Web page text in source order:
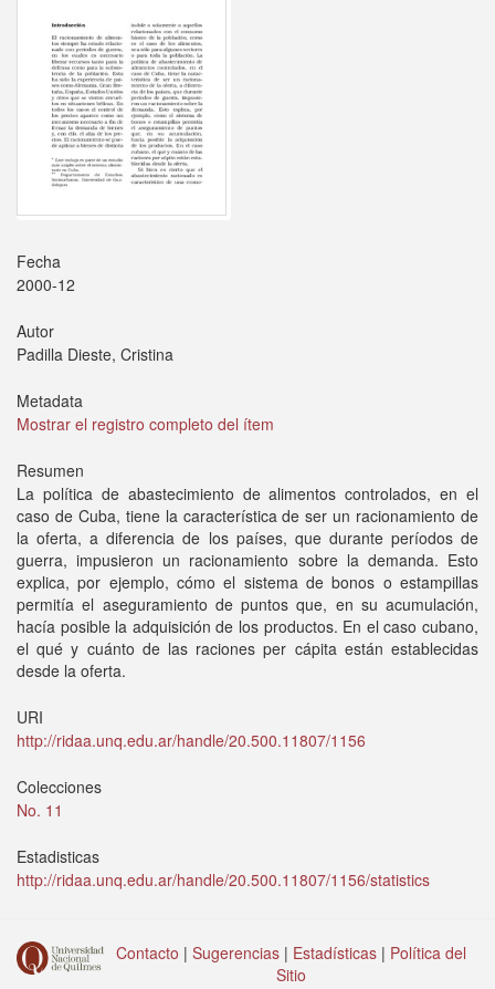
Fecha
2000-12
Autor
Padilla Dieste, Cristina
Metadata
Mostrar el registro completo del ítem
Resumen
La política de abastecimiento de alimentos controlados, en el
caso de Cuba, tiene la característica de ser un racionamiento de
la oferta, a diferencia de los países, que durante períodos de
guerra, impusieron un racionamiento sobre la demanda. Esto
explica, por ejemplo, cómo el sistema de bonos o estampillas
permitía el aseguramiento de puntos que, en su acumulación,
hacía posible la adquisición de los productos. En el caso cubano,
el qué y cuánto de las raciones per cápita están establecidas
desde la oferta.
URI
http://ridaa.unq.edu.ar/handle/20.500.11807/1156
Colecciones
No. 11
Estadisticas
http://ridaa.unq.edu.ar/handle/20.500.11807/1156/statistics
Contacto | Sugerencias | Estadísticas | Política del
Sitio